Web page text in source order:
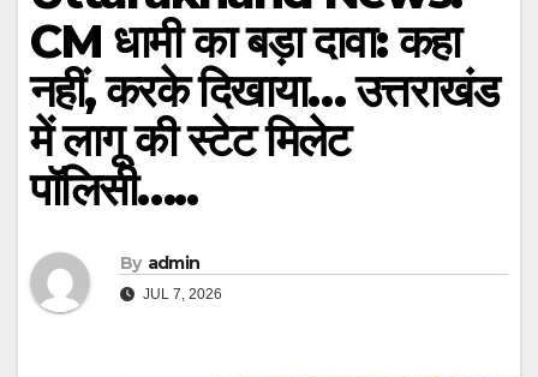
CM धामी का बड़ा दावा: कहा
नहीं, करके दिखाया… उत्तराखंड
में लागू की स्टेट मिलेट
पॉलिसी…..
By admin
JUL 7, 2026